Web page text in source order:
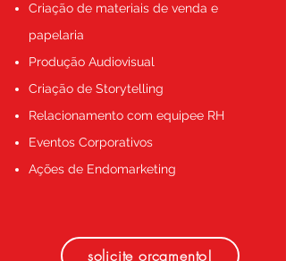
Criação de materiais de venda e
papelaria
Produção Audiovisual
Criação de Storytelling
Relacionamento com equipee RH
Eventos Corporativos
Ações de Endomarketing
solicite orçamento!